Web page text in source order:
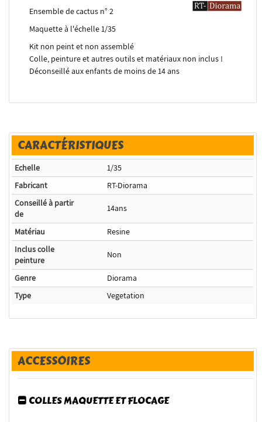
Ensemble de cactus n° 2
Maquette à l'échelle 1/35
Kit non peint et non assemblé
Colle, peinture et autres outils et matériaux non inclus !
Déconseillé aux enfants de moins de 14 ans
CARACTÉRISTIQUES
Echelle
1/35
Fabricant
RT-Diorama
Conseillé à partir
de
14ans
Matériau
Resine
Inclus colle
peinture
Non
Genre
Diorama
Type
Vegetation
ACCESSOIRES
COLLES MAQUETTE ET FLOCAGE